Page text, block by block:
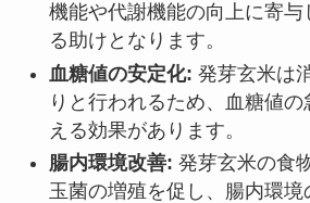
機能や代謝機能の向上に寄与
る助けとなります。
血糖値の安定化: 発芽玄米は
りと行われるため、血糖値
える効果があります。
腸内環境改善: 発芽玄米の食
玉菌の増殖を促し、腸内環境